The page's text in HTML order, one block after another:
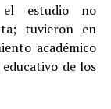
el estudio no
tuvieron en
académico
de los